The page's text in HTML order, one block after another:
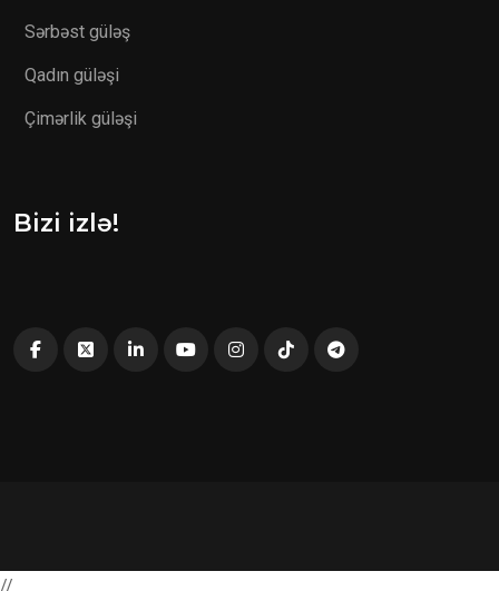
Sərbəst güləş
Qadın güləşi
Çimərlik güləşi
Bizi izlə!
//